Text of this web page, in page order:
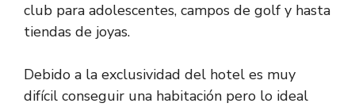
club para adolescentes, campos de golf y hasta
tiendas de joyas.
Debido a la exclusividad del hotel es muy
difícil conseguir una habitación pero lo ideal